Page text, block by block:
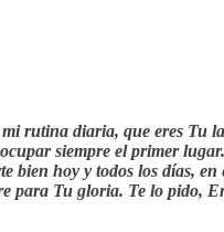
rutina diaria, que eres Tu la
siempre el primer lugar.
bien hoy y todos los días, en
para Tu gloria. Te lo pido,